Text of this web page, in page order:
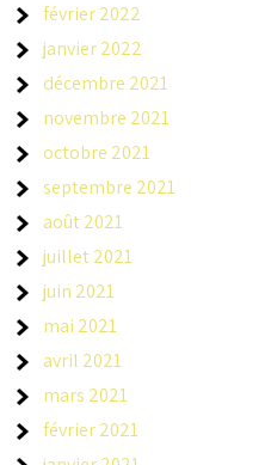
février 2022
janvier 2022
décembre 2021
novembre 2021
octobre 2021
septembre 2021
août 2021
juillet 2021
juin 2021
mai 2021
avril 2021
mars 2021
février 2021